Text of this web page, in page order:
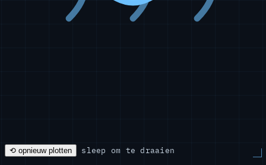
⟲ opnieuw plotten sleep om te draaien